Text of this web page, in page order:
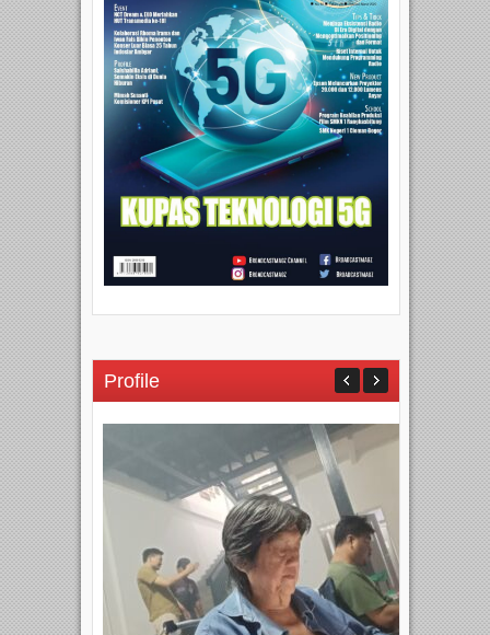
Profile